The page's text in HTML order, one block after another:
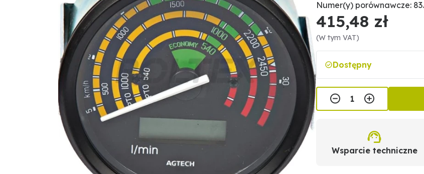
Numer(y) porównawcze:
415,48 zł
(W tym VAT)
Dostępny
Wsparcie techniczne